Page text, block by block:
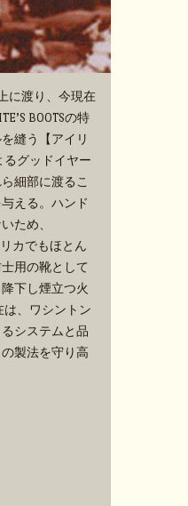
に渡り、今現在
BOOTSの特
縫う【アイリ
るグッドイヤー
細部に渡るこ
える。ハンド
ため、
カでもほとん
用の靴として
下し煙立つ火
は、ワシントン
システムと品
製法を守り高